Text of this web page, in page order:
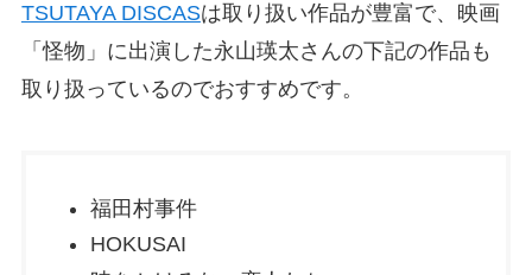
TSUTAYA DISCASは取り扱い作品が豊富で、映画
「怪物」に出演した永山瑛太さんの下記の作品も
取り扱っているのでおすすめです。
福田村事件
HOKUSAI